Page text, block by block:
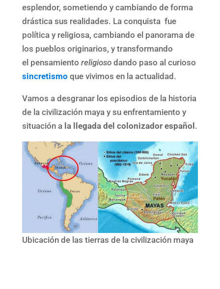
esplendor, sometiendo y cambiando de forma
drástica sus realidades. La conquista fue
política y religiosa, cambiando el panorama de
los pueblos originarios, y transformando
el pensamiento religioso dando paso al curioso
sincretismo que vivimos en la actualidad.
Vamos a desgranar los episodios de la historia
de la civilización maya y su enfrentamiento y
situación a la llegada del colonizador español.
Ubicación de las tierras de la civilización maya